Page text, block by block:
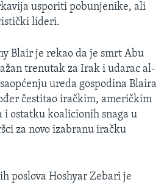
usporiti pobunjenike, ali
lideri.
Blair je rekao da je smrt Abu
trenutak za Irak i udarac al-
ureda gospodina Blaira
čestitao iračkim, američkim
ostatku koalicionih snaga u
za novo izabranu iračku
poslova Hoshyar Zebari je